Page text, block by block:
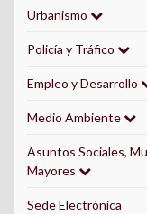
Urbanismo
Policía y Tráfico
Empleo y Desarrollo
Medio Ambiente
Asuntos Sociales,
Mayores
Sede Electrónica